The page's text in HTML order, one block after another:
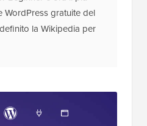
gratuite del
la Wikipedia per